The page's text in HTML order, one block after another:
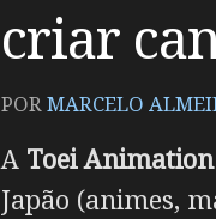
criar
PORMARCELO
A Toei Animation
Japão (animes,